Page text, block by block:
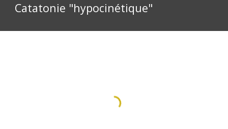
Catatonie "hypocinétique"